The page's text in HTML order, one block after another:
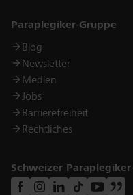
Links
Paraplegiker-Gruppe
Blog
Newsletter
Medien
Jobs
Barrierefreiheit
Rechtliches
Schweizer